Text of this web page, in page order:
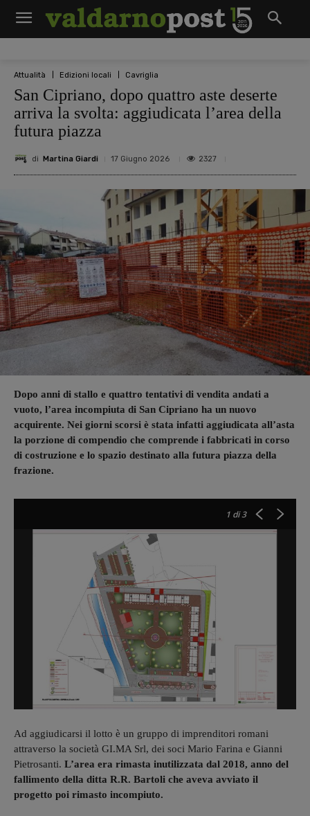
Attualità Edizioni locali Cavriglia
San Cipriano, dopo quattro aste deserte
arriva la svolta: aggiudicata l’area della
futura piazza
di Martina Giardi 17 Giugno 2026 2327
Dopo anni di stallo e quattro tentativi di vendita andati a
vuoto, l’area incompiuta di San Cipriano ha un nuovo
acquirente. Nei giorni scorsi è stata infatti aggiudicata all’asta
la porzione di compendio che comprende i fabbricati in corso
di costruzione e lo spazio destinato alla futura piazza della
frazione.
1 di 3
Ad aggiudicarsi il lotto è un gruppo di imprenditori romani
attraverso la società GI.MA Srl, dei soci Mario Farina e Gianni
Pietrosanti. L’area era rimasta inutilizzata dal 2018, anno del
fallimento della ditta R.R. Bartoli che aveva avviato il
progetto poi rimasto incompiuto.